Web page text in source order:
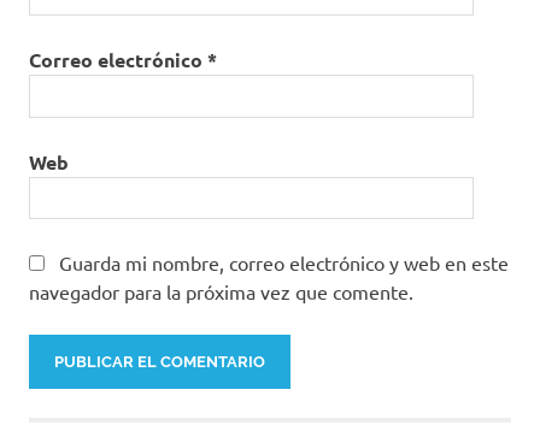
Correo electrónico *
Web
Guarda mi nombre, correo electrónico y web en este
navegador para la próxima vez que comente.